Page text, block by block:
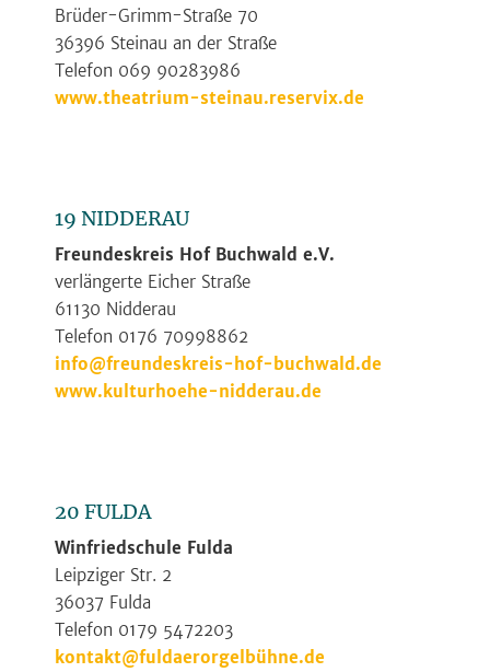
Brüder-Grimm-Straße 70
36396 Steinau an der Straße
Telefon 069 90283986
www.theatrium-steinau.reservix.de
19 NIDDERAU
Freundeskreis Hof Buchwald e.V.
verlängerte Eicher Straße
61130 Nidderau
Telefon 0176 70998862
info@freundeskreis-hof-buchwald.de
www.kulturhoehe-nidderau.de
20 FULDA
Winfriedschule Fulda
Leipziger Str. 2
36037 Fulda
Telefon 0179 5472203
kontakt@fuldaerorgelbühne.de